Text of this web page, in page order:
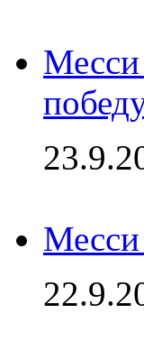
Месси
Месси